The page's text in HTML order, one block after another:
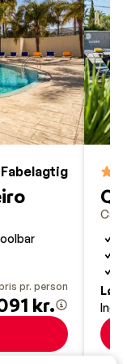
hotel eller et
ferie. Du er
telefonisk.
Fabelagtig
pr. person
kr.